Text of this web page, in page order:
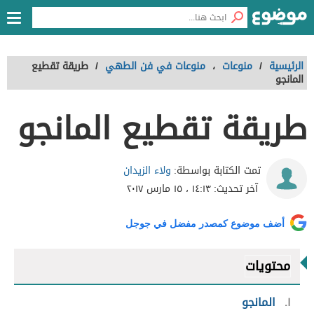
الرئيسية / منوعات ، منوعات في فن الطهي / طريقة تقطيع
المانجو
طريقة تقطيع المانجو
تمت الكتابة بواسطة: ولاء الزيدان
آخر تحديث:١٤:١٣ ، ١٥ مارس ٢٠١٧
أضف موضوع كمصدر مفضل في جوجل
محتويات
١
المانجو